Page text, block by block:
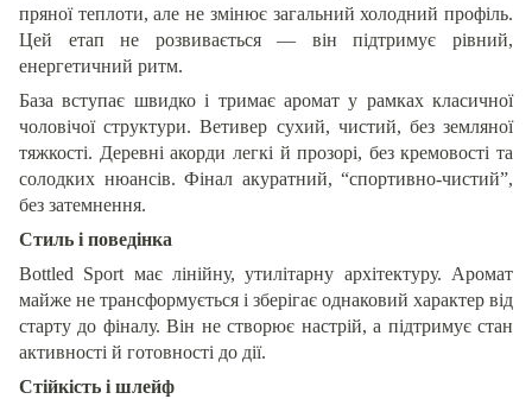
пряної теплоти, але не змінює загальний холодний профіль.
Цей етап не розвивається — він підтримує рівний,
енергетичний ритм.
База вступає швидко і тримає аромат у рамках класичної
чоловічої структури. Ветивер сухий, чистий, без земляної
тяжкості. Деревні акорди легкі й прозорі, без кремовості та
солодких нюансів. Фінал акуратний, “спортивно-чистий”,
без затемнення.
Стиль і поведінка
Bottled Sport має лінійну, утилітарну архітектуру. Аромат
майже не трансформується і зберігає однаковий характер від
старту до фіналу. Він не створює настрій, а підтримує стан
активності й готовності до дії.
Стійкість і шлейф